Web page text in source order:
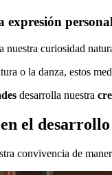
personal
nuestra curiosidad
o la danza, estos
desarrolla nuestra
el desarrollo
convivencia de